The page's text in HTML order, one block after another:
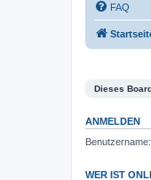
FAQ
Dieses
ANMELDEN
Benutzername:
WER IST